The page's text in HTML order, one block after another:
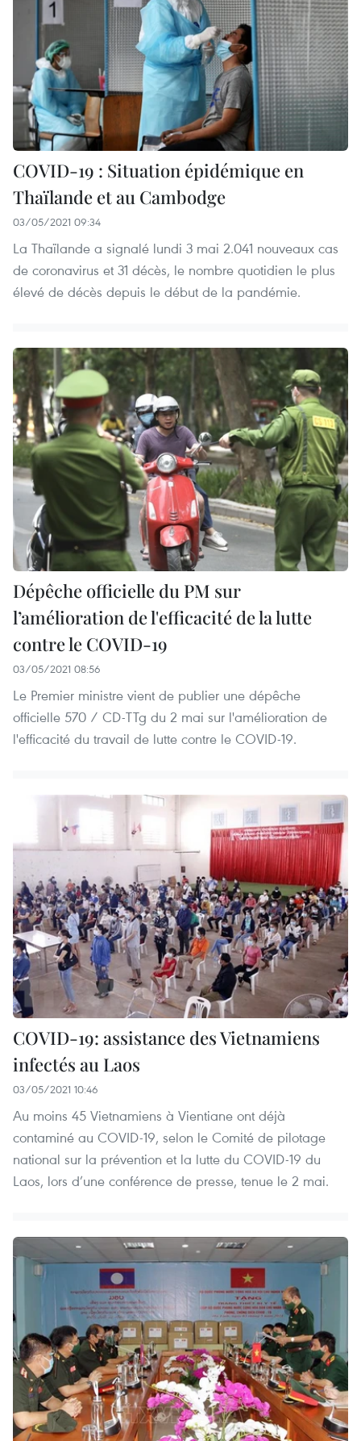
COVID-19 : Situation épidémique en
Thaïlande et au Cambodge
03/05/2021 09:34
La Thaïlande a signalé lundi 3 mai 2.041 nouveaux cas
de coronavirus et 31 décès, le nombre quotidien le plus
élevé de décès depuis le début de la pandémie.
Dépêche officielle du PM sur
l’amélioration de l'efficacité de la lutte
contre le COVID-19
03/05/2021 08:56
Le Premier ministre vient de publier une dépêche
officielle 570 / CD-TTg du 2 mai sur l'amélioration de
l'efficacité du travail de lutte contre le COVID-19.
COVID-19: assistance des Vietnamiens
infectés au Laos
03/05/2021 10:46
Au moins 45 Vietnamiens à Vientiane ont déjà
contaminé au COVID-19, selon le Comité de pilotage
national sur la prévention et la lutte du COVID-19 du
Laos, lors d’une conférence de presse, tenue le 2 mai.